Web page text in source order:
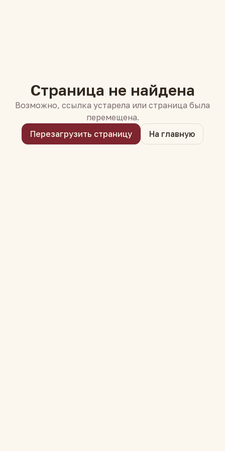
Страница не найдена
Возможно, ссылка устарела или страница была
перемещена.
Перезагрузить страницу
На главную